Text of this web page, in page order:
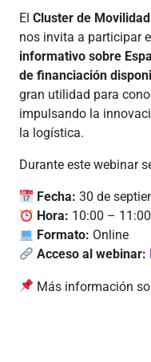
El Cluster de
nos invita a participar
informativo sobre
de financiación
gran utilidad para
impulsando la
la logística.
Durante este webinar
Fecha: 30 de
Hora: 10:00 – 11:00
Formato: Online
Acceso al webinar:
Más información